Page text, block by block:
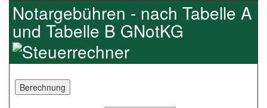
Notargebühren - nach Tabelle A
und Tabelle B GNotKG